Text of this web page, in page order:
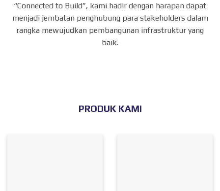
“Connected to Build”, kami hadir dengan harapan dapat
menjadi jembatan penghubung para stakeholders dalam
rangka mewujudkan pembangunan infrastruktur yang
baik.
PRODUK KAMI